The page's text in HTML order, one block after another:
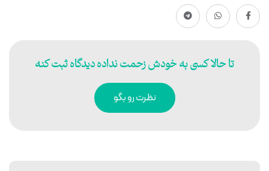
تا حالا کسی به خودش زحمت نداده دیدگاه ثبت کنه
نظرت رو بگو